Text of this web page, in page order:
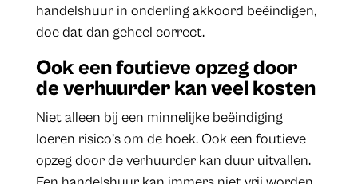
handelshuur in onderling akkoord beëindigen,
doe dat dan geheel correct.
Ook een foutieve opzeg door
de verhuurder kan veel kosten
Niet alleen bij een minnelijke beëindiging
loeren risico’s om de hoek. Ook een foutieve
opzeg door de verhuurder kan duur uitvallen.